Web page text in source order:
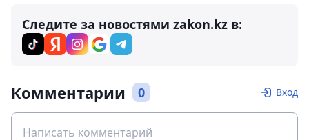
Следите за новостями zakon.kz в:
Комментарии 0 Вход